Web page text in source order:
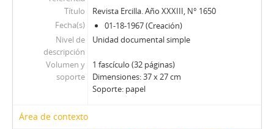
01688 - Revista Ercilla. Año XXXIII, N° 1688
01689 - Revista Ercilla. Año XXXIII, N° 1689
01690 - Revista Ercilla. Año XXXIII, N° 1690
01691 - Revista Ercilla. Año XXXIII, N° 1691
01691-1 - Revista Ercilla. Año XXXIII, N° 1691
01692 - Revista Ercilla. Año XXXIII, N° 1692
01693 - Revista Ercilla. Año XXXIIi, N° 1693
01696 - Revista Ercilla. Año XXXIII, N° 1696
Título
Revista Ercilla. Año XXXIII, N° 1650
Fecha(s)
01-18-1967 (Creación)
Nivel de
descripción
Unidad documental simple
Volumen y
soporte
1 fascículo (32 páginas)
Dimensiones: 37 x 27 cm
Soporte: papel
Área de contexto